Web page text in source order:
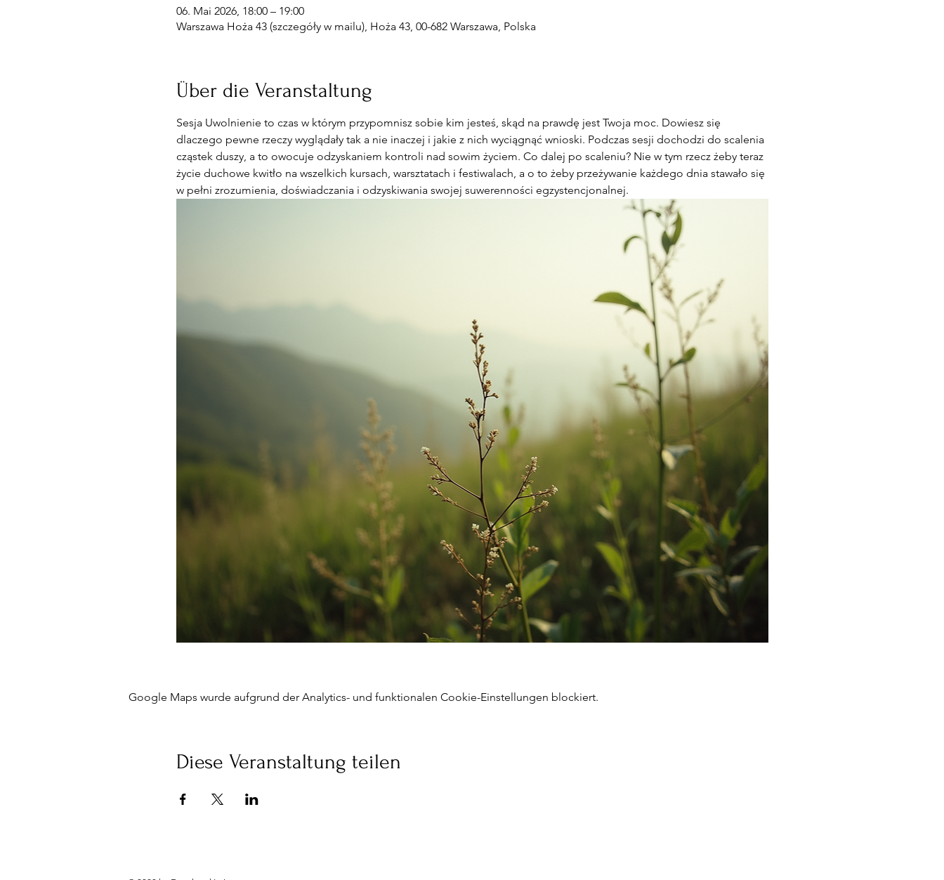
06. Mai 2026, 18:00 – 19:00
Warszawa Hoża 43 (szczegóły w mailu), Hoża 43, 00-682 Warszawa, Polska
Über die Veranstaltung
Sesja Uwolnienie to czas w którym przypomnisz sobie kim jesteś, skąd na prawdę jest Twoja moc. Dowiesz się
dlaczego pewne rzeczy wyglądały tak a nie inaczej i jakie z nich wyciągnąć wnioski. Podczas sesji dochodzi do scalenia
cząstek duszy, a to owocuje odzyskaniem kontroli nad sowim życiem. Co dalej po scaleniu? Nie w tym rzecz żeby teraz
życie duchowe kwitło na wszelkich kursach, warsztatach i festiwalach, a o to żeby przeżywanie każdego dnia stawało się
w pełni zrozumienia, doświadczania i odzyskiwania swojej suwerenności egzystencjonalnej.
Google Maps wurde aufgrund der Analytics- und funktionalen Cookie-Einstellungen blockiert.
Diese Veranstaltung teilen